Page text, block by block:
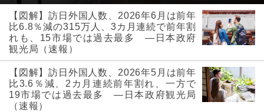
【図解】訪日外国人数、2026年6月は前年
比6.8％減の315万人、3カ月連続で前年割
れも、15市場では過去最多 ―日本政府
観光局（速報）
【図解】訪日外国人数、2026年5月は前年
比3.6％減、2カ月連続前年割れ、一方で
19市場では過去最多 ―日本政府観光局
（速報）